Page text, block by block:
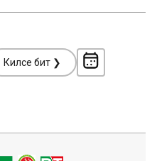
Киләсе бит ❯